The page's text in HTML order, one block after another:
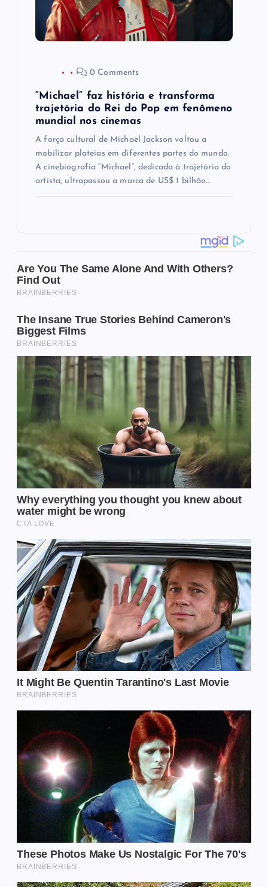
0 Comments
“Michael” faz história e transforma
trajetória do Rei do Pop em fenômeno
mundial nos cinemas
A força cultural de Michael Jackson voltou a
mobilizar plateias em diferentes partes do mundo.
A cinebiografia “Michael”, dedicada à trajetória do
artista, ultrapassou a marca de US$ 1 bilhão…